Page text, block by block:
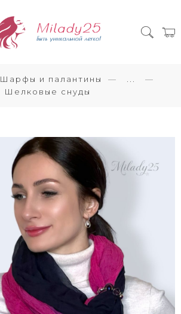
Шарфы и палантины
Шелковые снуды